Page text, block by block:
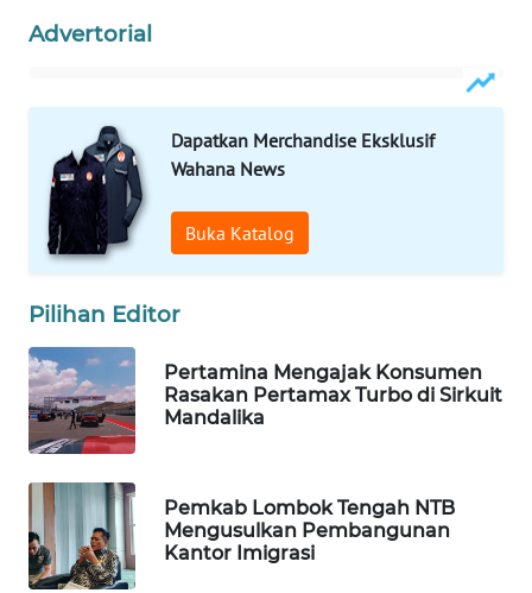
Advertorial
Dapatkan Merchandise Eksklusif
Wahana News
Buka Katalog
Pilihan Editor
Pertamina Mengajak Konsumen
Rasakan Pertamax Turbo di Sirkuit
Mandalika
Pemkab Lombok Tengah NTB
Mengusulkan Pembangunan
Kantor Imigrasi
CO ID
WAHANA
SPORT
WAHANA
WAHANA
SELEB
WAHANA
WAHANA
OTOMOTIF